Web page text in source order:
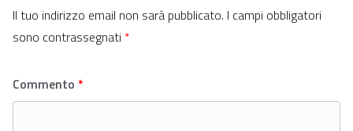
Il tuo indirizzo email non sarà pubblicato. I campi obbligatori
sono contrassegnati *
Commento *